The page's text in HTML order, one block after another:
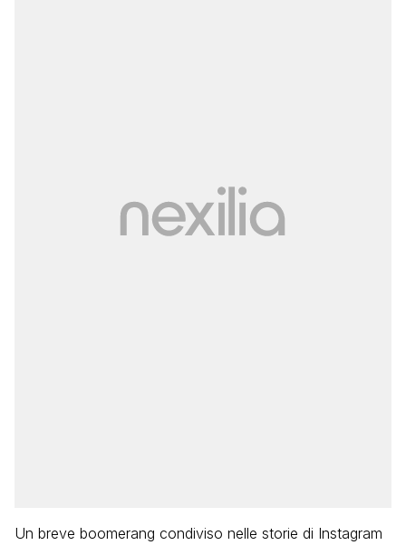
Un breve boomerang condiviso nelle storie di Instagram